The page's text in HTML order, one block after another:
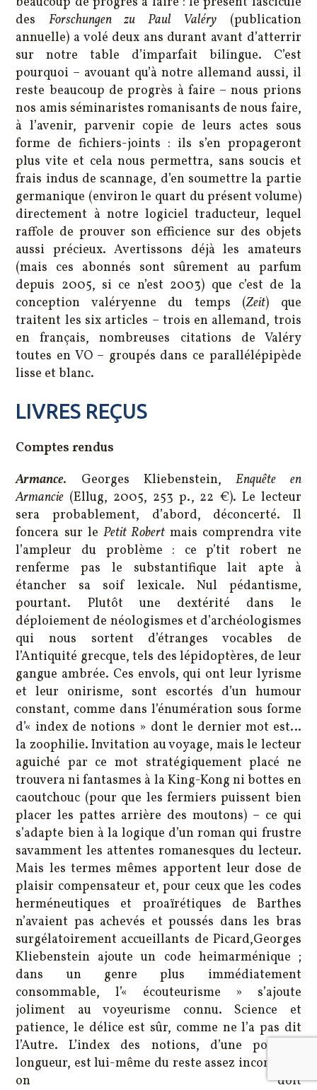
des Forschungen zu Paul Valéry (publication
annuelle) a volé deux ans durant avant d’atterrir
sur notre table d’imparfait bilingue. C’est
pourquoi – avouant qu’à notre allemand aussi, il
reste beaucoup de progrès à faire – nous prions
nos amis séminaristes romanisants de nous faire,
à l’avenir, parvenir copie de leurs actes sous
forme de fichiers-joints : ils s’en propageront
plus vite et cela nous permettra, sans soucis et
frais indus de scannage, d’en soumettre la partie
germanique (environ le quart du présent volume)
directement à notre logiciel traducteur, lequel
raffole de prouver son efficience sur des objets
aussi précieux. Avertissons déjà les amateurs
(mais ces abonnés sont sûrement au parfum
depuis 2005, si ce n’est 2003) que c’est de la
conception valéryenne du temps (Zeit) que
traitent les six articles – trois en allemand, trois
en français, nombreuses citations de Valéry
toutes en VO – groupés dans ce parallélépipède
lisse et blanc.
LIVRES REÇUS
Comptes rendus
Armance. Georges Kliebenstein,Enquête en
Armancie (Ellug, 2005, 253 p., 22 €). Le lecteur
sera probablement, d’abord, déconcerté. Il
foncera sur le Petit Robert mais comprendra vite
l’ampleur du problème : ce p’tit robert ne
renferme pas le substantifique lait apte à
étancher sa soif lexicale. Nul pédantisme,
pourtant. Plutôt une dextérité dans le
déploiement de néologismes et d’archéologismes
qui nous sortent d’étranges vocables de
l’Antiquité grecque, tels des lépidoptères, de leur
gangue ambrée. Ces envols, qui ont leur lyrisme
et leur onirisme, sont escortés d’un humour
constant, comme dans l’énumération sous forme
d’« index de notions » dont le dernier mot est…
la zoophilie. Invitation au voyage, mais le lecteur
aguiché par ce mot stratégiquement placé ne
trouvera ni fantasmes à la King-Kong ni bottes en
caoutchouc (pour que les fermiers puissent bien
placer les pattes arrière des moutons) – ce qui
s’adapte bien à la logique d’un roman qui frustre
savamment les attentes romanesques du lecteur.
Mais les termes mêmes apportent leur dose de
plaisir compensateur et, pour ceux que les codes
herméneutiques et proaïrétiques de Barthes
n’avaient pas achevés et poussés dans les bras
surgélatoirement accueillants de Picard,Georges
Kliebenstein ajoute un code heimarménique ;
dans un genre plus immédiatement
consommable, l’« écouteurisme » s’ajoute
joliment au voyeurisme connu. Science et
patience, le délice est sûr, comme ne l’a pas dit
l’Autre. L’index des notions, d’une poilante
longueur, est lui-même du reste assez incomplet,
on doit